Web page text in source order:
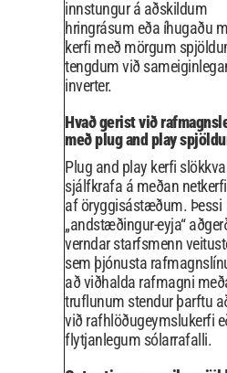
innstungur á aðskildum
hringrásum eða íhugaðu
kerfi með mörgum
tengdum við
inverter.
Hvað gerist við
með plug and play
Plug and play kerfi slökkva
sjálfkrafa á meðan
af öryggisástæðum. Þessi
„andstæðingur-eyja“
verndar starfsmenn
sem þjónusta
að viðhalda rafmagni
truflunum stendur þarftu
við rafhlöðugeymslukerfi
flytjanlegum sólarrafalli.